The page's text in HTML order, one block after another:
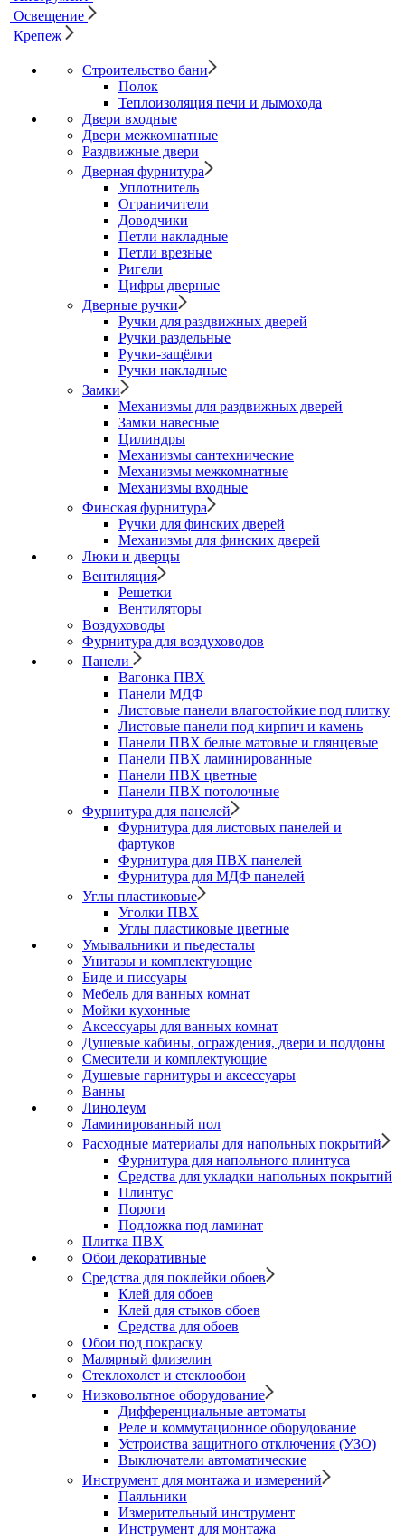
Освещение
Крепеж
Строительство бани
Полок
Теплоизоляция печи и дымохода
Двери входные
Двери межкомнатные
Раздвижные двери
Дверная фурнитура
Уплотнитель
Ограничители
Доводчики
Петли накладные
Петли врезные
Ригели
Цифры дверные
Дверные ручки
Ручки для раздвижных дверей
Ручки раздельные
Ручки-защёлки
Ручки накладные
Замки
Механизмы для раздвижных дверей
Замки навесные
Цилиндры
Механизмы сантехнические
Механизмы межкомнатные
Механизмы входные
Финская фурнитура
Ручки для финских дверей
Механизмы для финских дверей
Люки и дверцы
Вентиляция
Решетки
Вентиляторы
Воздуховоды
Фурнитура для воздуховодов
Панели
Вагонка ПВХ
Панели МДФ
Листовые панели влагостойкие под плитку
Листовые панели под кирпич и камень
Панели ПВХ белые матовые и глянцевые
Панели ПВХ ламинированные
Панели ПВХ цветные
Панели ПВХ потолочные
Фурнитура для панелей
Фурнитура для листовых панелей и
фартуков
Фурнитура для ПВХ панелей
Фурнитура для МДФ панелей
Углы пластиковые
Уголки ПВХ
Углы пластиковые цветные
Умывальники и пьедесталы
Унитазы и комплектующие
Биде и писсуары
Мебель для ванных комнат
Мойки кухонные
Аксессуары для ванных комнат
Душевые кабины, ограждения, двери и поддоны
Смесители и комплектующие
Душевые гарнитуры и аксессуары
Ванны
Линолеум
Ламинированный пол
Расходные материалы для напольных покрытий
Фурнитура для напольного плинтуса
Средства для укладки напольных покрытий
Плинтус
Пороги
Подложка под ламинат
Плитка ПВХ
Обои декоративные
Средства для поклейки обоев
Клей для обоев
Клей для стыков обоев
Средства для обоев
Обои под покраску
Малярный флизелин
Стеклохолст и стеклообои
Низковольтное оборудование
Дифференциальные автоматы
Реле и коммутационное оборудование
Устроиства защитного отключения (УЗО)
Выключатели автоматические
Инструмент для монтажа и измерений
Паяльники
Измерительный инструмент
Инструмент для монтажа